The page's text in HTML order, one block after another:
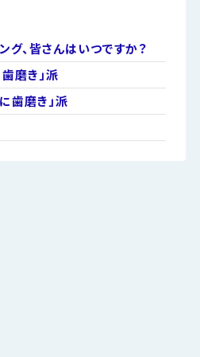
グ、皆さんはいつですか？
磨き」派
歯磨き」派